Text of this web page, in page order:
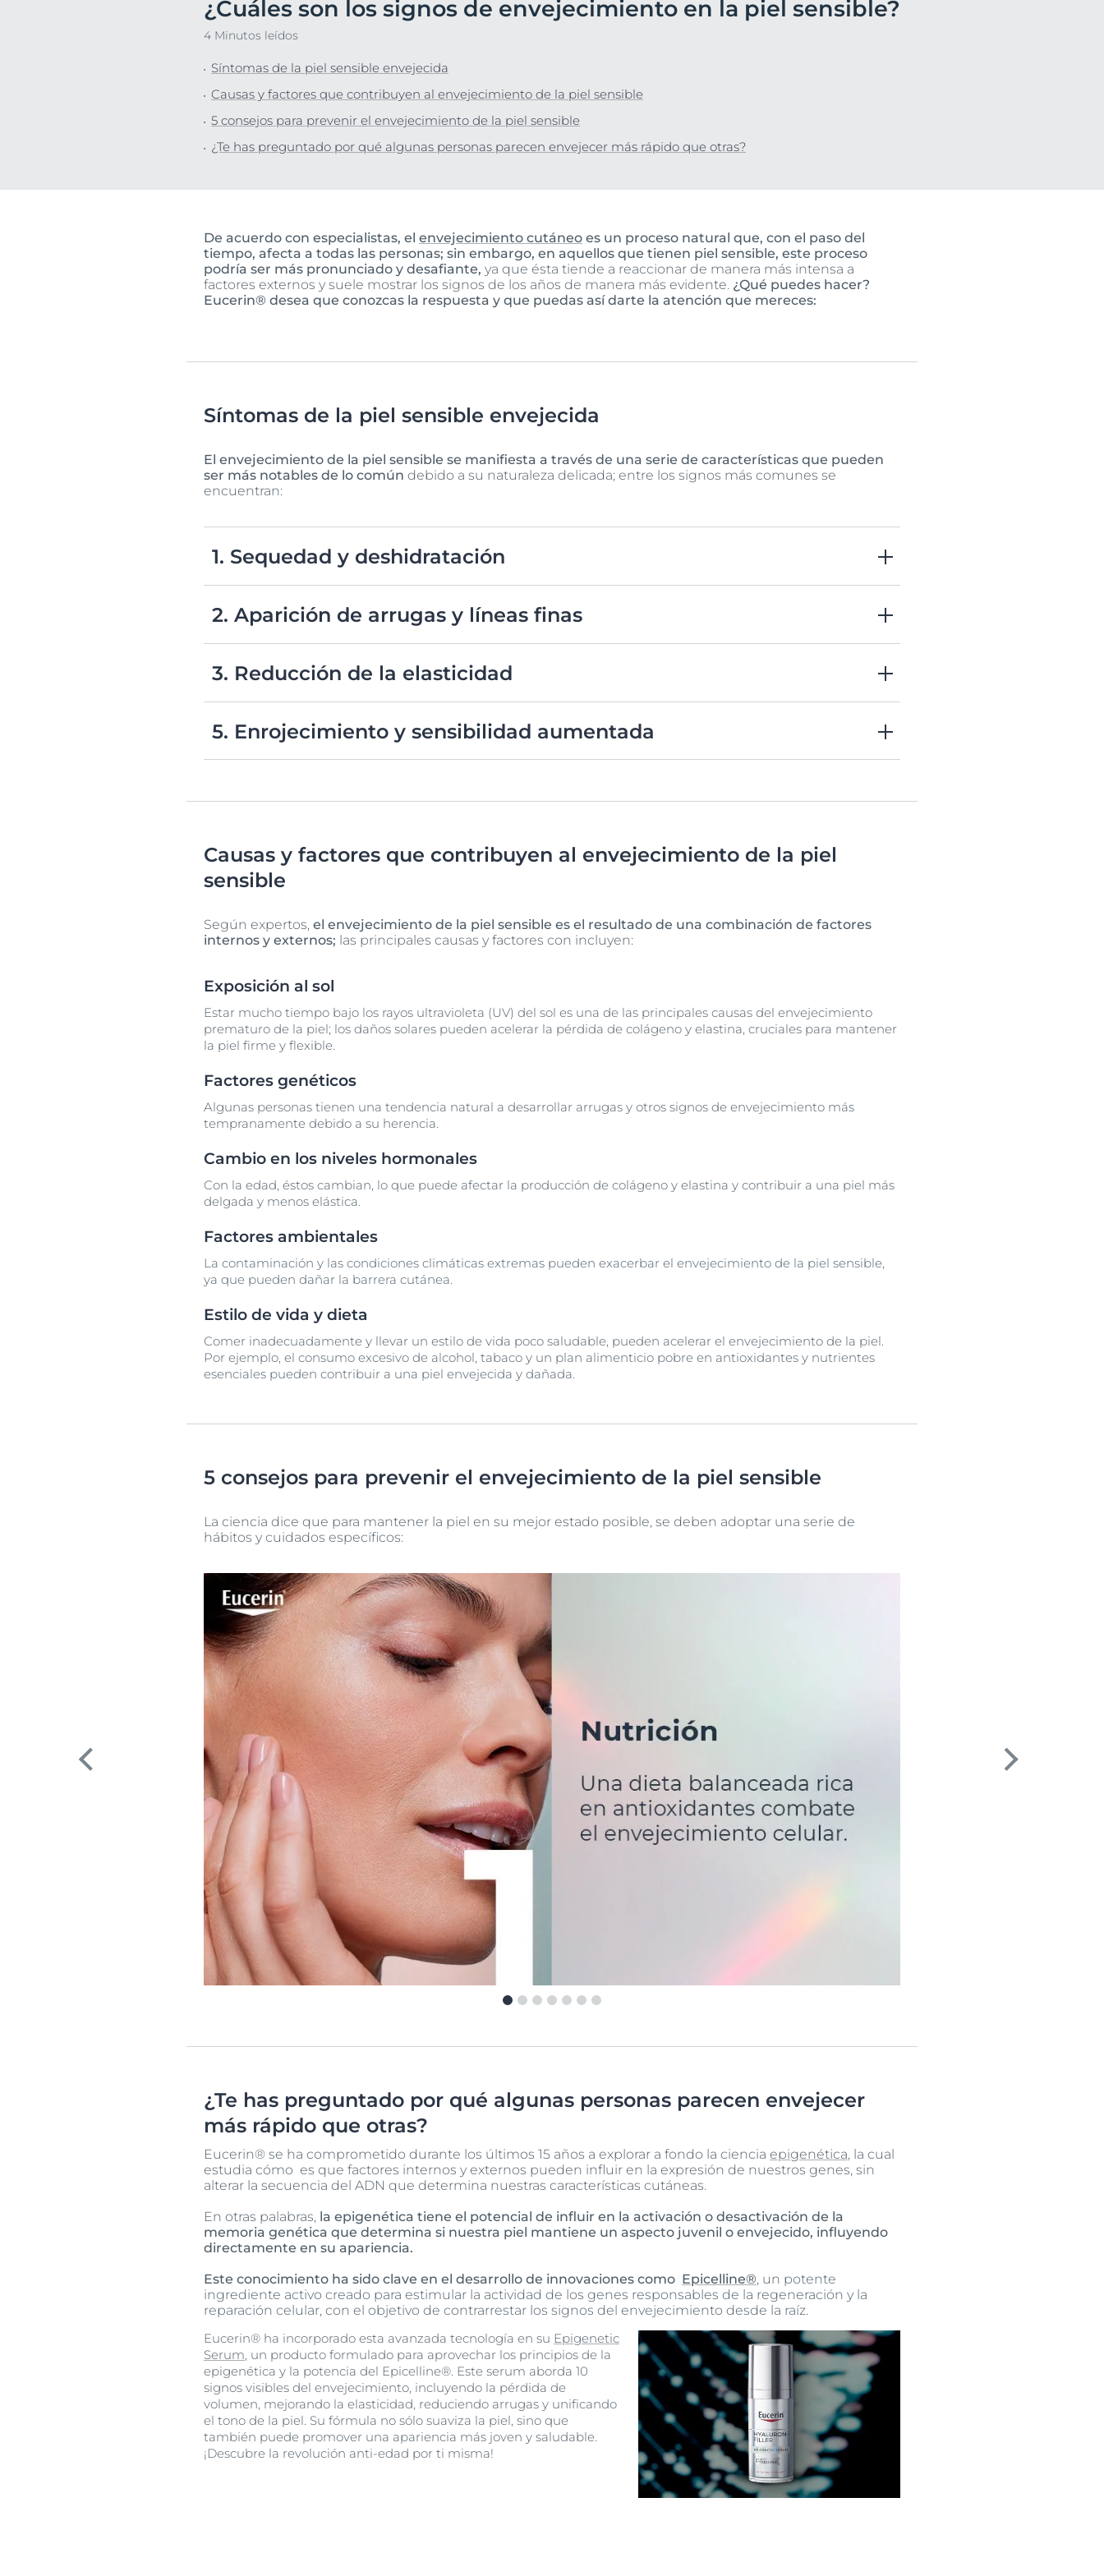
Piel pigmentada
pH5
Hiperpigmentación
Más información
Nuestro compromiso
¿Cuáles son los signos de envejecimiento en la piel sensible?
4 Minutos leídos
Síntomas de la piel sensible envejecida
Causas y factores que contribuyen al envejecimiento de la piel sensible
5 consejos para prevenir el envejecimiento de la piel sensible
¿Te has preguntado por qué algunas personas parecen envejecer más rápido que otras?
De acuerdo con especialistas, el envejecimiento cutáneo es un proceso natural que, con el paso del
tiempo, afecta a todas las personas; sin embargo, en aquellos que tienen piel sensible, este proceso
podría ser más pronunciado y desafiante, ya que ésta tiende a reaccionar de manera más intensa a
factores externos y suele mostrar los signos de los años de manera más evidente. ¿Qué puedes hacer?
Eucerin® desea que conozcas la respuesta y que puedas así darte la atención que mereces:
Síntomas de la piel sensible envejecida
El envejecimiento de la piel sensible se manifiesta a través de una serie de características que pueden
ser más notables de lo común debido a su naturaleza delicada; entre los signos más comunes se
encuentran:
1. Sequedad y deshidratación
sienta áspera y opaca.
2. Aparición de arrugas y líneas finas
de resistir el estrés ambiental, lo que acelera la formación de estas imperfecciones.
3. Reducción de la elasticidad
más notoria en áreas como el cuello, mandíbula y mejillas.
5. Enrojecimiento y sensibilidad aumentada
Causas y factores que contribuyen al envejecimiento de la piel
sensible
Según expertos, el envejecimiento de la piel sensible es el resultado de una combinación de factores
internos y externos; las principales causas y factores con incluyen:
Exposición al sol
Estar mucho tiempo bajo los rayos ultravioleta (UV) del sol es una de las principales causas del envejecimiento
prematuro de la piel; los daños solares pueden acelerar la pérdida de colágeno y elastina, cruciales para mantener
la piel firme y flexible.
Factores genéticos
Algunas personas tienen una tendencia natural a desarrollar arrugas y otros signos de envejecimiento más
tempranamente debido a su herencia.
Cambio en los niveles hormonales
Con la edad, éstos cambian, lo que puede afectar la producción de colágeno y elastina y contribuir a una piel más
delgada y menos elástica.
Factores ambientales
La contaminación y las condiciones climáticas extremas pueden exacerbar el envejecimiento de la piel sensible,
ya que pueden dañar la barrera cutánea.
Estilo de vida y dieta
Comer inadecuadamente y llevar un estilo de vida poco saludable, pueden acelerar el envejecimiento de la piel.
Por ejemplo, el consumo excesivo de alcohol, tabaco y un plan alimenticio pobre en antioxidantes y nutrientes
esenciales pueden contribuir a una piel envejecida y dañada.
5 consejos para prevenir el envejecimiento de la piel sensible
La ciencia dice que para mantener la piel en su mejor estado posible, se deben adoptar una serie de
hábitos y cuidados específicos:
¿Te has preguntado por qué algunas personas parecen envejecer
más rápido que otras?
Eucerin® se ha comprometido durante los últimos 15 años a explorar a fondo la ciencia epigenética, la cual
estudia cómo es que factores internos y externos pueden influir en la expresión de nuestros genes, sin
alterar la secuencia del ADN que determina nuestras características cutáneas.
En otras palabras, la epigenética tiene el potencial de influir en la activación o desactivación de la
memoria genética que determina si nuestra piel mantiene un aspecto juvenil o envejecido, influyendo
directamente en su apariencia.
Este conocimiento ha sido clave en el desarrollo de innovaciones como Epicelline®, un potente
ingrediente activo creado para estimular la actividad de los genes responsables de la regeneración y la
reparación celular, con el objetivo de contrarrestar los signos del envejecimiento desde la raíz.
Eucerin® ha incorporado esta avanzada tecnología en su Epigenetic
Serum , un producto formulado para aprovechar los principios de la
epigenética y la potencia del Epicelline®. Este serum aborda 10
signos visibles del envejecimiento, incluyendo la pérdida de
volumen, mejorando la elasticidad, reduciendo arrugas y unificando
el tono de la piel. Su fórmula no sólo suaviza la piel, sino que
también puede promover una apariencia más joven y saludable.
¡Descubre la revolución anti-edad por ti misma!